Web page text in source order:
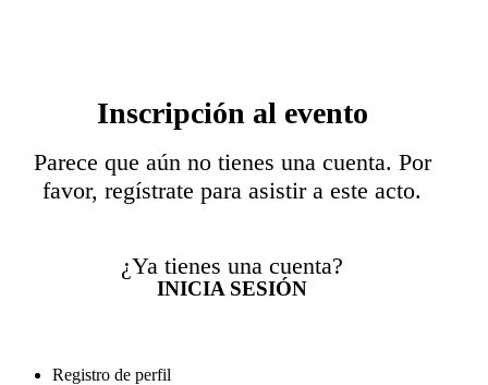
Inscripción al evento
Parece que aún no tienes una cuenta. Por
favor, regístrate para asistir a este acto.
¿Ya tienes una cuenta?
INICIA SESIÓN
Registro de perfil